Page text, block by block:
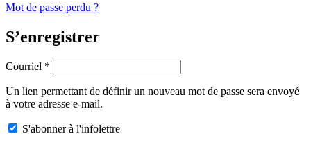
Mot de passe perdu ?
S’enregistrer
Courriel *
Un lien permettant de définir un nouveau mot de passe sera envoyé
à votre adresse e-mail.
S'abonner à l'infolettre